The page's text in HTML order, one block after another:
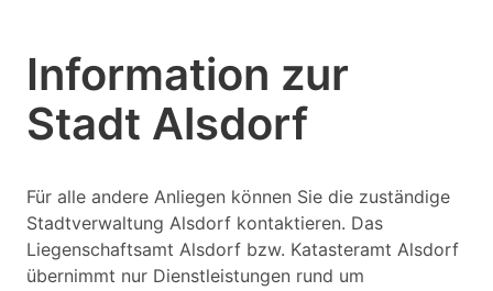
Information zur
Stadt Alsdorf
Für alle andere Anliegen können Sie die zuständige
Stadtverwaltung Alsdorf kontaktieren. Das
Liegenschaftsamt Alsdorf bzw. Katasteramt Alsdorf
übernimmt nur Dienstleistungen rund um